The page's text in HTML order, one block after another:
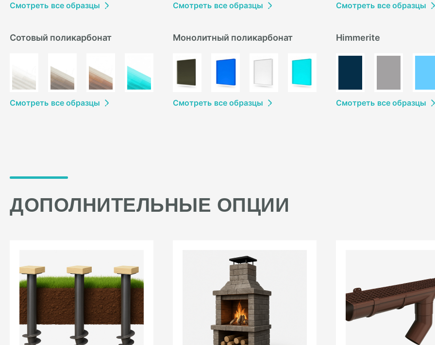
Смотреть все образцы Смотреть все образцы
Сотовый поликарбонат
Смотреть все образцы
Монолитный поликарбонат
Смотреть все образцы
Смотреть все образцы
Himmerite
Смотреть все образцы
ДОПОЛНИТЕЛЬНЫЕ ОПЦИИ